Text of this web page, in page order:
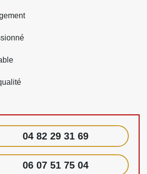
04 82 29 31 69
06 07 51 75 04